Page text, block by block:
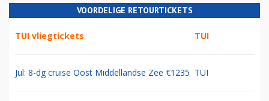
VOORDELIGE RETOURTICKETS
TUI vliegtickets TUI
Jul: 8-dg cruise Oost Middellandse Zee €1235 TUI